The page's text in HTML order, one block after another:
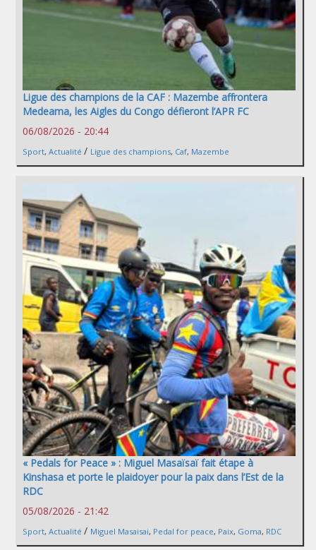
Ligue des champions de la CAF : Mazembe affrontera
Medeama, les Aigles du Congo défieront l’APR FC
06/08/2026 - 20:44
Sport, Actualité / Ligue des champions, Caf, Mazembe
« Pedals for Peace » : Miguel Masaïsaï fait étape à
Kinshasa et porte le plaidoyer pour la paix dans l’Est de la
RDC
05/08/2026 - 21:42
Sport, Actualité / Miguel Masaisai, Pedal for peace, Paix, Goma, RDC